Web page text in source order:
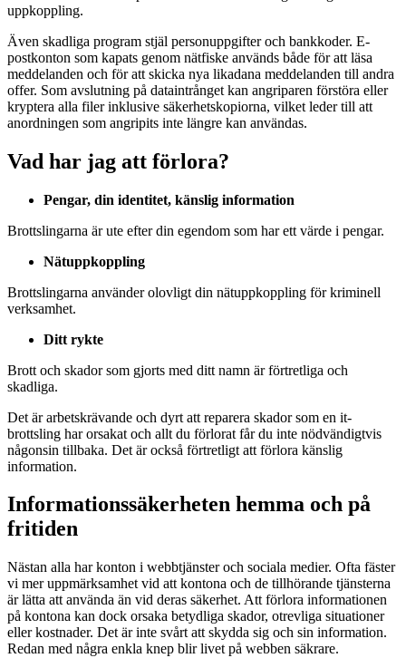
uppkoppling.
Även skadliga program stjäl personuppgifter och bankkoder. E-
postkonton som kapats genom nätfiske används både för att läsa
meddelanden och för att skicka nya likadana meddelanden till andra
offer. Som avslutning på dataintrånget kan angriparen förstöra eller
kryptera alla filer inklusive säkerhetskopiorna, vilket leder till att
anordningen som angripits inte längre kan användas.
Vad har jag att förlora?
Pengar, din identitet, känslig information
Brottslingarna är ute efter din egendom som har ett värde i pengar.
Nätuppkoppling
Brottslingarna använder olovligt din nätuppkoppling för kriminell
verksamhet.
Ditt rykte
Brott och skador som gjorts med ditt namn är förtretliga och
skadliga.
Det är arbetskrävande och dyrt att reparera skador som en it-
brottsling har orsakat och allt du förlorat får du inte nödvändigtvis
någonsin tillbaka. Det är också förtretligt att förlora känslig
information.
Informationssäkerheten hemma och på
fritiden
Nästan alla har konton i webbtjänster och sociala medier. Ofta fäster
vi mer uppmärksamhet vid att kontona och de tillhörande tjänsterna
är lätta att använda än vid deras säkerhet. Att förlora informationen
på kontona kan dock orsaka betydliga skador, otrevliga situationer
eller kostnader. Det är inte svårt att skydda sig och sin information.
Redan med några enkla knep blir livet på webben säkrare.